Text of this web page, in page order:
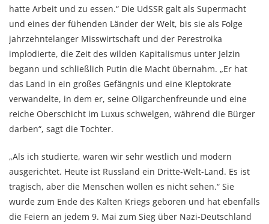
hatte Arbeit und zu essen.“ Die UdSSR galt als Supermacht
und eines der fühenden Länder der Welt, bis sie als Folge
jahrzehntelanger Misswirtschaft und der Perestroika
implodierte, die Zeit des wilden Kapitalismus unter Jelzin
begann und schließlich Putin die Macht übernahm. „Er hat
das Land in ein großes Gefängnis und eine Kleptokrate
verwandelte, in dem er, seine Oligarchenfreunde und eine
reiche Oberschicht im Luxus schwelgen, während die Bürger
darben“, sagt die Tochter.
„Als ich studierte, waren wir sehr westlich und modern
ausgerichtet. Heute ist Russland ein Dritte-Welt-Land. Es ist
tragisch, aber die Menschen wollen es nicht sehen.“ Sie
wurde zum Ende des Kalten Kriegs geboren und hat ebenfalls
die Feiern an jedem 9. Mai zum Sieg über Nazi-Deutschland